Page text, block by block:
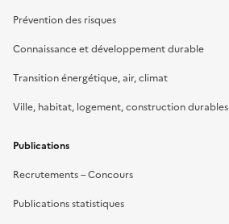
Prévention des risques
Connaissance et développement durable
Transition énergétique, air, climat
Ville, habitat, logement, construction durables
Publications
Recrutements – Concours
Publications statistiques